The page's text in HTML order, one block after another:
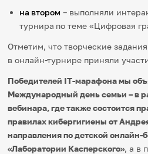
Регистрация
Задать
на втором – выполняли
турнира по теме «Цифровая
Отметим, что творческие
в онлайн-турнире приняли
Победителей IT-марафона мы
Международный день семьи – в
вебинара, где также состоится
правилах кибергигиены от
направления по детской онлайн-
«Лаборатории Касперского», а в